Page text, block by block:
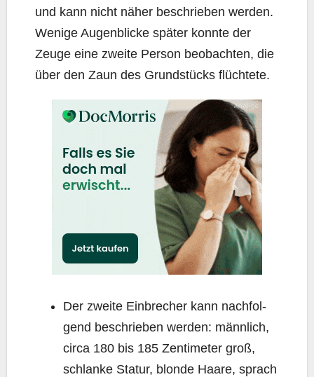
und kann nicht näher beschrie­ben wer­den.
Weni­ge Augen­bli­cke spä­ter konn­te der
Zeu­ge eine zwei­te Per­son beob­ach­ten, die
über den Zaun des Grund­stücks flüchtete.
Der zwei­te Ein­bre­cher kann nach­fol­
gend beschrie­ben wer­den: männ­lich,
cir­ca 180 bis 185 Zen­ti­me­ter groß,
schlan­ke Sta­tur, blon­de Haa­re, sprach